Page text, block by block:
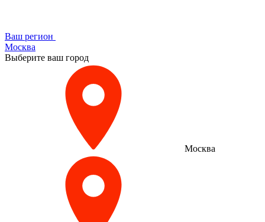
Ваш регион
Москва
Выберите ваш город
Москва